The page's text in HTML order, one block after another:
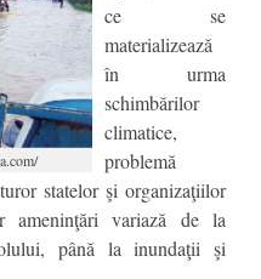
ce se
materializează
în urma
schimbărilor
climatice,
problemă
statelor şi organizaţiilor
ameninţări variază de la
până la inundaţii şi